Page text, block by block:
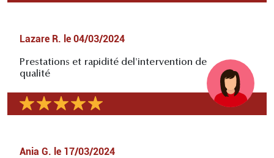
Lazare R. le 04/03/2024
Prestations et rapidité del'intervention de
qualité
Ania G. le 17/03/2024